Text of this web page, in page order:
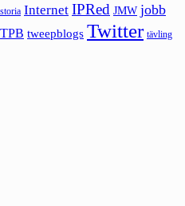
Internet IPRed JMW jobb
TPB tweepblogs Twitter tävling